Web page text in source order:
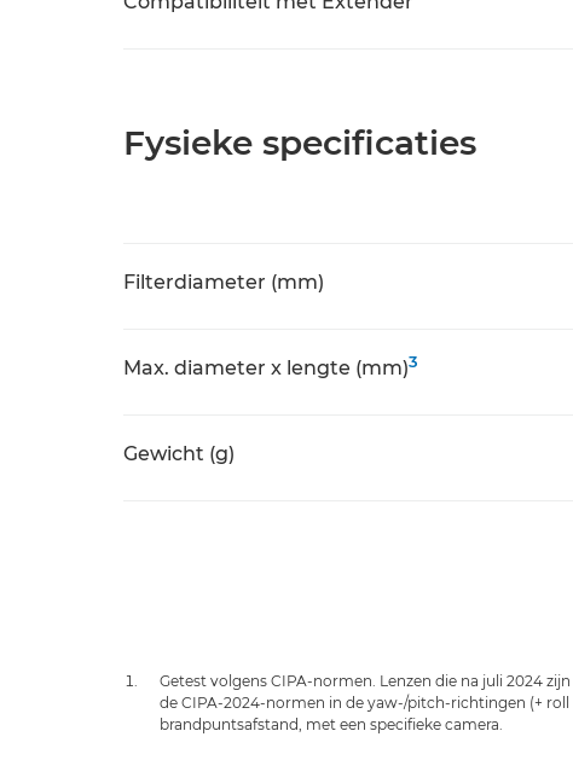
Fysieke specificaties
Filterdiameter (mm)
Max. diameter x lengte (mm)3
Gewicht (g)
Getest volgens CIPA-normen. Lenzen die na juli 2024
de CIPA-2024-normen in de yaw-/pitch-richtingen (+ roll
brandpuntsafstand, met een specifieke camera.